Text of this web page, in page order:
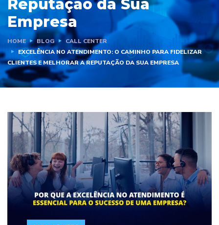
Reputação da Sua
Empresa
HOME BLOG
CALL CENTER
EXCELÊNCIA NO ATENDIMENTO: O CAMINHO PARA FIDELIZAR
CLIENTES E MELHORAR A REPUTAÇÃO DA SUA EMPRESA